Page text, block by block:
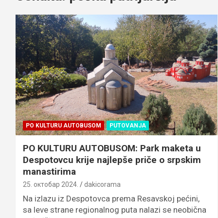
PO KULTURU AUTOBUSOM PUTOVANJA
PO KULTURU AUTOBUSOM: Park maketa u
Despotovcu krije najlepše priče o srpskim
manastirima
25. октобар 2024. dakicorama
Na izlazu iz Despotovca prema Resavskoj pećini,
sa leve strane regionalnog puta nalazi se neobična